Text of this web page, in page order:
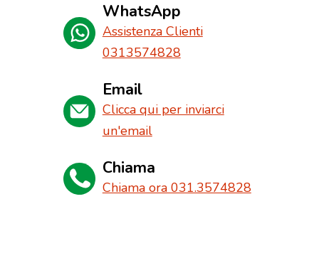
WhatsApp
Assistenza Clienti
0313574828
Email
Clicca qui per inviarci
un'email
Chiama
Chiama ora 031.3574828